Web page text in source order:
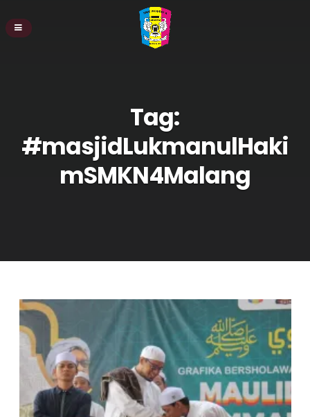
Tag:
#masjidLukmanulHaki
mSMKN4Malang